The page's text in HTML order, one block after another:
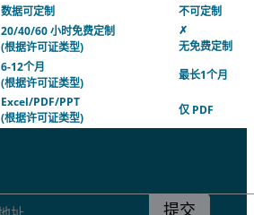
数据可定制
不可定制
20/40/60 小时免费定制
(根据许可证类型)
✗
无免费定制
6-12个月
(根据许可证类型)
最长1个月
Excel/PDF/PPT
(根据许可证类型)
仅 PDF
提交